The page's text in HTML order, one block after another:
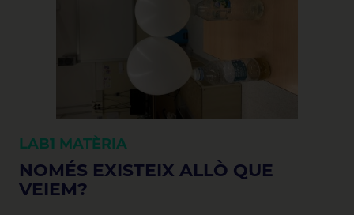
LAB1 MATÈRIA
NOMÉS EXISTEIX ALLÒ QUE
VEIEM?